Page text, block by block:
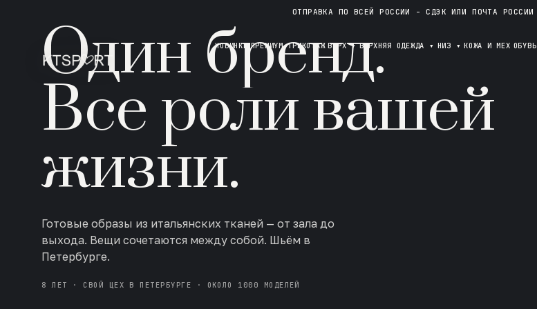
ОТПРАВКА ПО ВСЕЙ РОССИИ - СДЭК ИЛИ ПОЧТА РОССИИ
НОВИНКИ ПРЕМИУМ ТРИКОТАЖ ВЕРХ▾ ВЕРХНЯЯ ОДЕЖДА ▾ НИЗ ▾ КОЖА И МЕХ ОБУВЬ
Один бренд.
Все роли вашей
жизни.
Готовые образы из итальянских тканей — от зала до
выхода. Вещи сочетаются между собой. Шьём в
Петербурге.
8 ЛЕТ · СВОЙ ЦЕХ В ПЕТЕРБУРГЕ · ОКОЛО 1000 МОДЕЛЕЙ